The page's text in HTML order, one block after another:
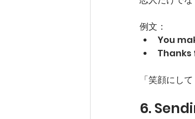
例文：
You
Thanks
「笑顔にし
6.